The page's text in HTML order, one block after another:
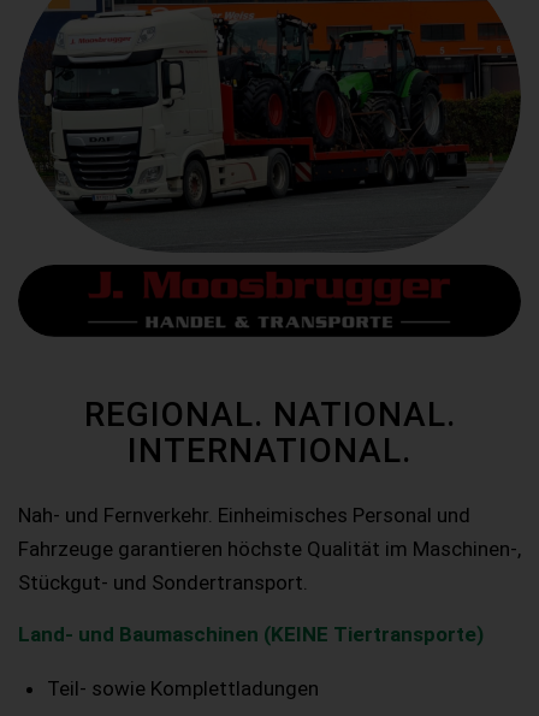
REGIONAL. NATIONAL.
INTERNATIONAL.
Nah- und Fernverkehr. Einheimisches Personal und
Fahrzeuge garantieren höchste Qualität im Maschinen-,
Stückgut- und Sondertransport.
Land- und Baumaschinen (KEINE Tiertransporte)
Teil- sowie Komplettladungen